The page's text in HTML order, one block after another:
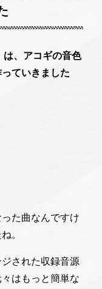
、アコギの音色
ていきました
た曲なんですけ
。
された収録音源
はもっと簡単な